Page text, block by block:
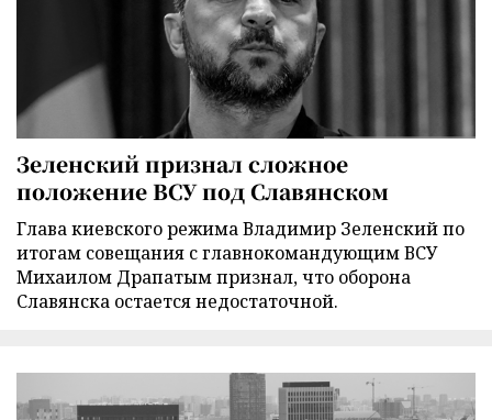
Зеленский признал сложное
положение ВСУ под Славянском
Глава киевского режима Владимир Зеленский по
итогам совещания с главнокомандующим ВСУ
Михаилом Драпатым признал, что оборона
Славянска остается недостаточной.